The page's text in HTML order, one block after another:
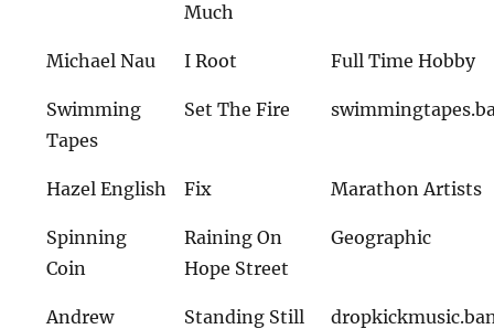
Much
Michael Nau I Root Full Time Hobby
Swimming
Tapes
Set The Fire
Hazel English Fix Marathon Artists
Spinning
Coin
Raining On
Hope Street
Geographic
Andrew
Standing Still